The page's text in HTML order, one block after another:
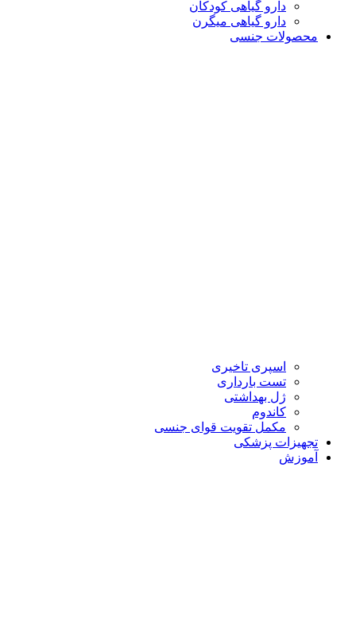
دارو گیاهی کودکان
دارو گیاهی میگرن
محصولات جنسی
اسپری تاخیری
تست بارداری
ژل بهداشتی
کاندوم
مکمل تقویت قوای جنسی
تجهیزات پزشکی
آموزش